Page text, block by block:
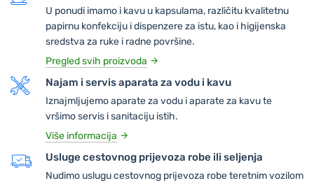
U ponudi imamo i kavu u kapsulama, različitu kvalitetnu
papirnu konfekciju i dispenzere za istu, kao i higijenska
sredstva za ruke i radne površine.
Pregled svih proizvoda
Najam i servis aparata za vodu i kavu
Iznajmljujemo aparate za vodu i aparate za kavu te
vršimo servis i sanitaciju istih.
Više informacija
Usluge cestovnog prijevoza robe ili seljenja
Nudimo uslugu cestovnog prijevoza robe teretnim vozilom